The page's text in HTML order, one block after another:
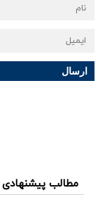
ارسال
مطالب پیشنهادی